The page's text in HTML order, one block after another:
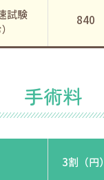
試験 840
手術料
3割（円）